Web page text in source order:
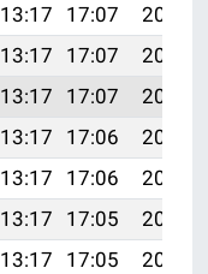
13:17 17:07
20:21
13:17 17:07
20:20
13:17 17:07
20:19
13:17 17:06
20:18
13:17 17:06
20:16
13:17 17:05
20:15
13:17 17:05
20:14